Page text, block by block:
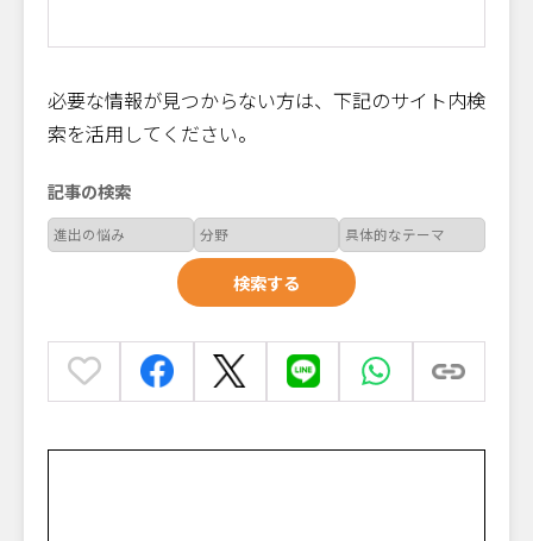
必要な情報が見つからない方は、下記のサイト内検
索を活用してください。
記事の検索